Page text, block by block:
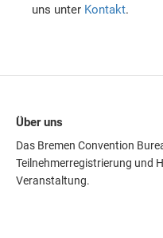
uns unter Kontakt.
Über uns
Das Bremen Convention
Teilnehmerregistrierung und
Veranstaltung.